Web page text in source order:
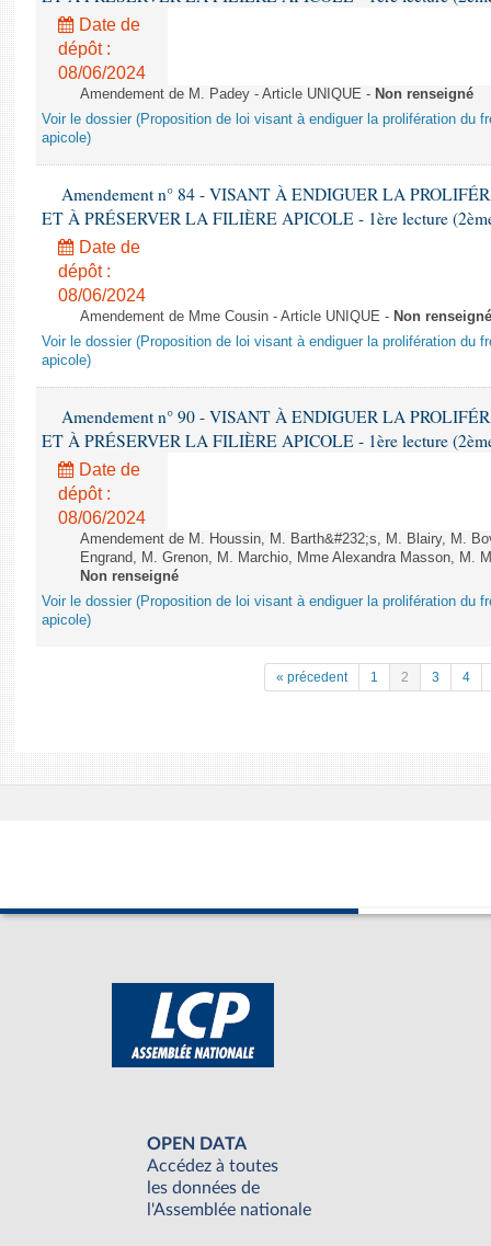
Date de
dépôt :
08/06/2024
Amendement de M. Padey - Article UNIQUE - Non renseigné
Voir le dossier (Proposition de loi visant à endiguer la prolifération du
apicole)
Amendement n° 84 - VISANT À ENDIGUER LA
ET À PRÉSERVER LA FILIÈRE APICOLE - 1ère lecture
Date de
dépôt :
08/06/2024
Amendement de Mme Cousin - Article UNIQUE - Non renseigné
Voir le dossier (Proposition de loi visant à endiguer la prolifération du
apicole)
Amendement n° 90 - VISANT À ENDIGUER LA
ET À PRÉSERVER LA FILIÈRE APICOLE - 1ère lecture
Date de
dépôt :
08/06/2024
Amendement de M. Houssin, M. Barth&#232;s, M. Blairy, M.
Engrand, M. Grenon, M. Marchio, Mme Alexandra Masson, M.
Non renseigné
Voir le dossier (Proposition de loi visant à endiguer la prolifération du
apicole)
« précedent 1 2 3 4
OPEN DATA
Accédez à toutes
les données de
l'Assemblée nationale